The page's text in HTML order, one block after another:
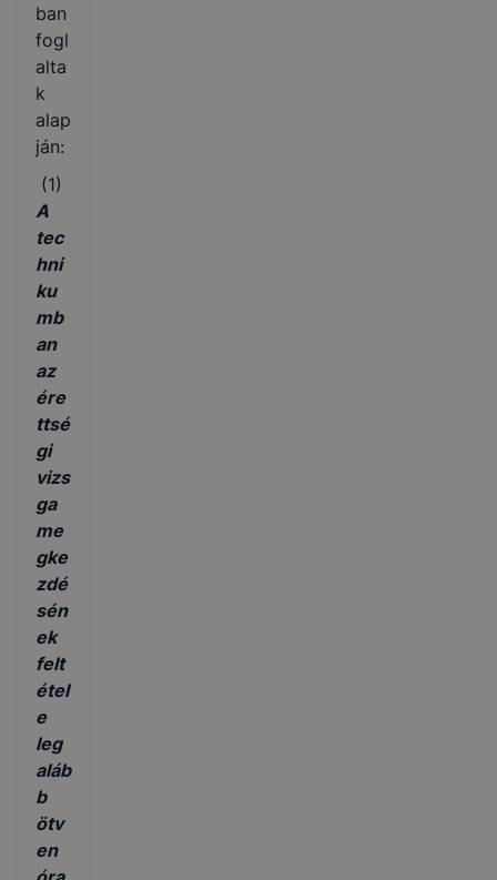
ban
fogl
alta
k
alap
ján:
(1)
A
tec
hni
ku
mb
an
az
ére
ttsé
gi
vizs
ga
me
gke
zdé
sén
ek
felt
étel
e
leg
aláb
b
ötv
en